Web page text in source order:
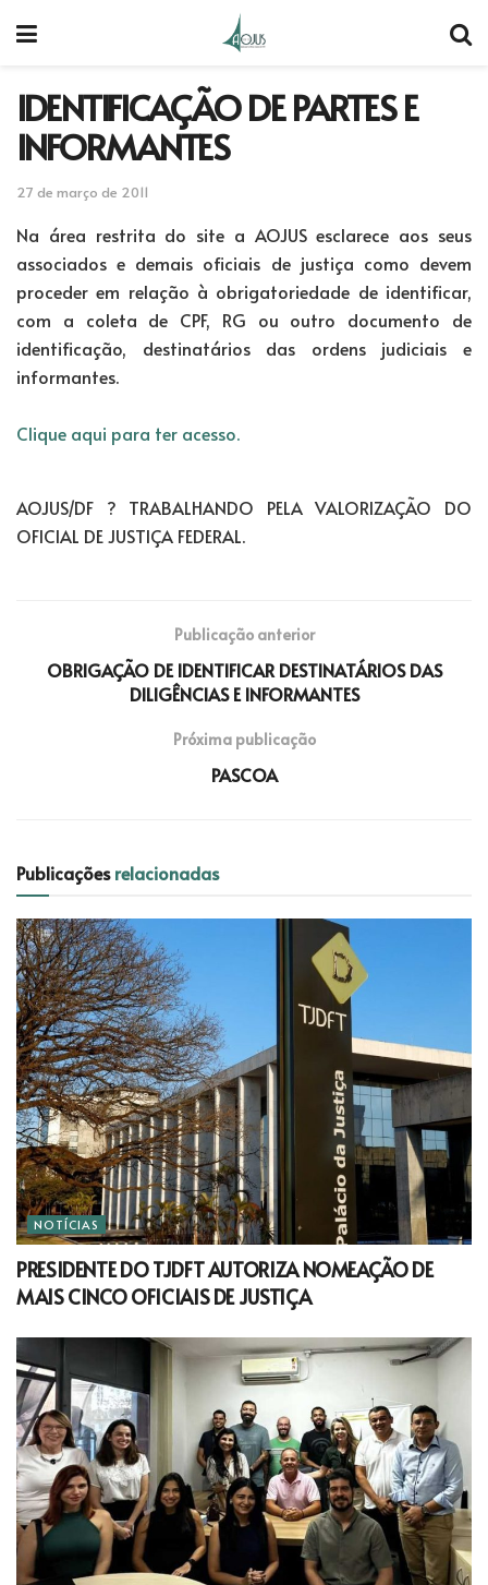
IDENTIFICAÇÃO DE PARTES E
INFORMANTES
27 de março de 2011
Na área restrita do site a AOJUS esclarece aos seus
associados e demais oficiais de justiça como devem
proceder em relação à obrigatoriedade de identificar,
com a coleta de CPF, RG ou outro documento de
identificação, destinatários das ordens judiciais e
informantes.
Clique aqui para ter acesso.
AOJUS/DF ? TRABALHANDO PELA VALORIZAÇÃO DO
OFICIAL DE JUSTIÇA FEDERAL.
Publicação anterior
OBRIGAÇÃO DE IDENTIFICAR DESTINATÁRIOS DAS
DILIGÊNCIAS E INFORMANTES
Próxima publicação
PASCOA
Publicaçõesrelacionadas
NOTÍCIAS
PRESIDENTE DO TJDFT AUTORIZA NOMEAÇÃO DE
MAIS CINCO OFICIAIS DE JUSTIÇA